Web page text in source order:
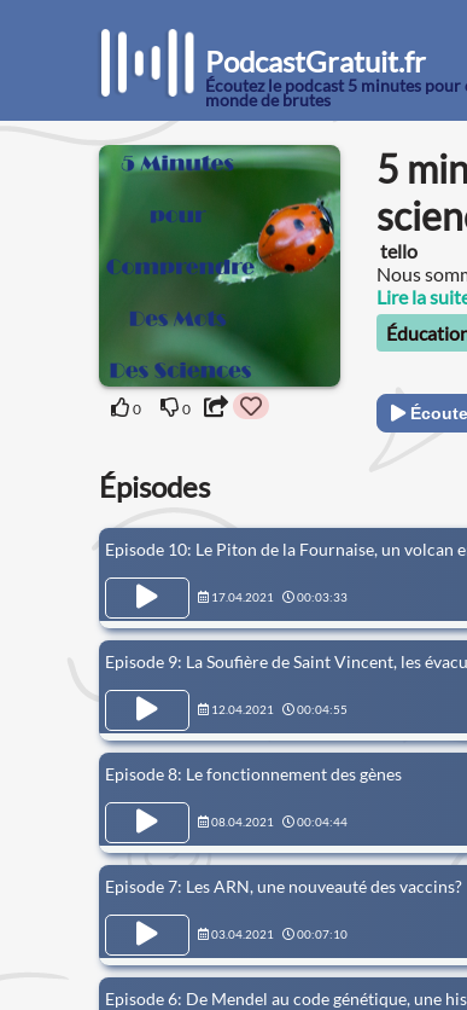
PodcastGratuit.fr
Écoutez le podcast 5 minutes
monde de brutes
0 0
5
tello
Nous
utilise un
Lire la
Épisodes
Episode 10: Le Piton de la Fournaise, un volcan
17.04.2021 00:03:33
Episode 9: La Soufière de Saint Vincent, les
12.04.2021 00:04:55
Episode 8: Le fonctionnement des gènes
08.04.2021 00:04:44
Episode 7: Les ARN, une nouveauté des vaccins?
03.04.2021 00:07:10
Episode 6: De Mendel au code génétique, une